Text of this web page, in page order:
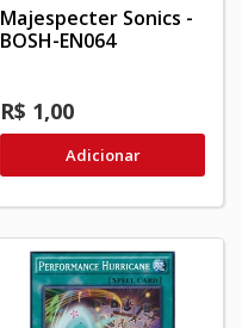
Majespecter Sonics -
BOSH-EN064
R$ 1,00
Adicionar